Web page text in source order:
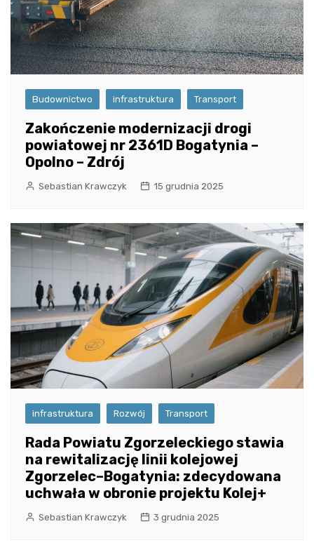
Budownictwo infrastruktura Transport
Zakończenie modernizacji drogi
powiatowej nr 2361D Bogatynia –
Opolno – Zdrój
Sebastian Krawczyk 15 grudnia 2025
infrastruktura Rozwój Transport
Rada Powiatu Zgorzeleckiego stawia
na rewitalizację linii kolejowej
Zgorzelec–Bogatynia: zdecydowana
uchwała w obronie projektu Kolej+
Sebastian Krawczyk 3 grudnia 2025